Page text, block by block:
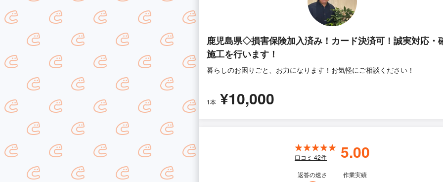
鹿児島県◇損害保険加入済み！カード決済可！誠実対応・
施工を行います！
暮らしのお困りごと、お力になります！お気軽にご相談ください！
1本 ¥10,000
口コミ 42件 5.00
返答の速さ 作業実績